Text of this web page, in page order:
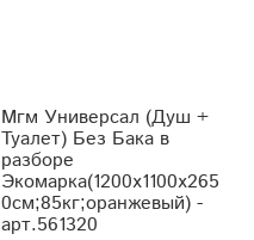
Мгм Универсал (Душ +
Туалет) Без Бака в
разборе
Экомарка(1200x1100x265
0см;85кг;оранжевый) -
арт.561320